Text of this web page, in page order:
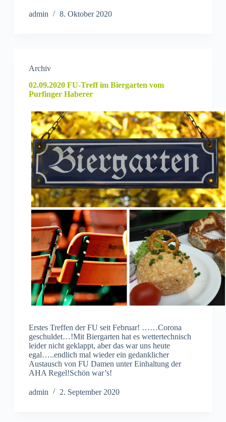
admin 8. Oktober 2020
Archiv
02.09.2020 FU-Treff im Biergarten vom
Purfinger Haberer
Erstes Treffen der FU seit Februar! ……Corona
geschuldet…!Mit Biergarten hat es wettertechnisch
leider nicht geklappt, aber das war uns heute
egal…..endlich mal wieder ein gedanklicher
Austausch von FU Damen unter Einhaltung der
AHA Regel!Schön war’s!
admin 2. September 2020